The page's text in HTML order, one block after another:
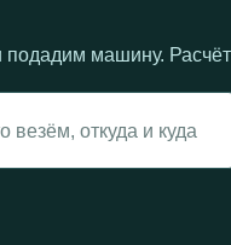
подадим машину.